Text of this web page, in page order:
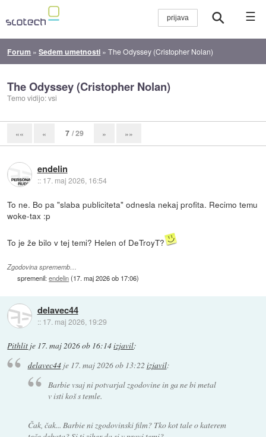
☰
Forum »Sedem umetnosti »The Odyssey (Cristopher Nolan)
The Odyssey (Cristopher Nolan)
Temo vidijo: vsi
«« « 7 / 29 » »»
endelin
:: 17. maj 2026, 16:54
To ne. Bo pa "slaba publiciteta" odnesla nekaj profita. Recimo temu
woke-tax :p
To je že bilo v tej temi? Helen of DeTroyT?
Zgodovina sprememb…
spremenil:endelin(17. maj 2026 ob 17:06)
delavec44
:: 17. maj 2026, 19:29
Pithlit je 17. maj 2026 ob 16:14izjavil:
delavec44je 17. maj 2026 ob 13:22 izjavil:
Barbie vsaj ni potvarjal zgodovine in ga ne bi metal
v isti koš s temle.
Čak, čak... Barbie ni zgodovinski film? Tko kot tale o katerem